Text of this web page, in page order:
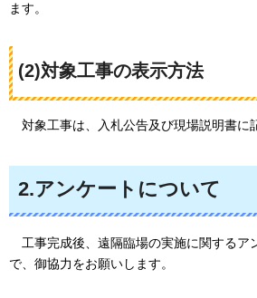
ます。
(2)対象工事の表示方法
対象工事は、入札公告及び現場説明書に
2.アンケートについて
工事完成後 、遠隔臨場の実施に関する
で、御協力をお願いします。